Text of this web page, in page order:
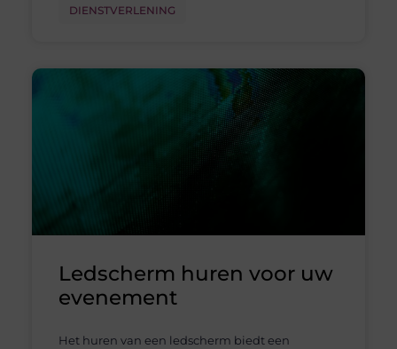
DIENSTVERLENING
Ledscherm huren voor uw
evenement
Het huren van een ledscherm biedt een